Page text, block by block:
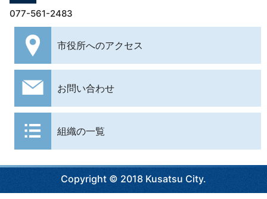
077-561-2483
市役所へのアクセス
お問い合わせ
組織の一覧
Copyright © 2018 Kusatsu City.